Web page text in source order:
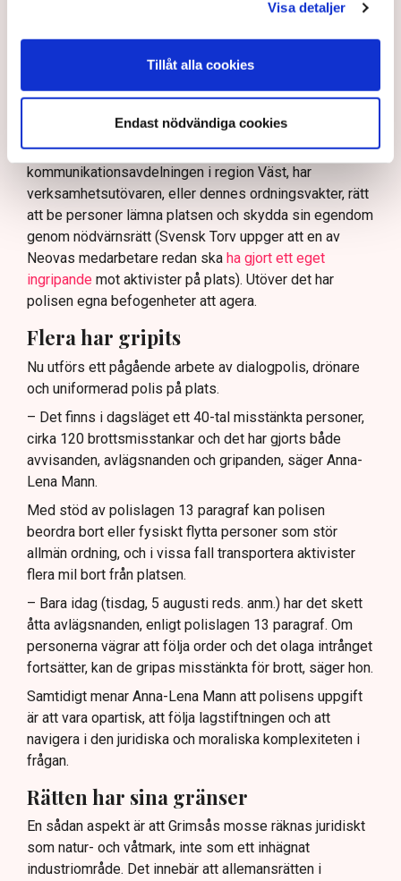
Visa detaljer
Tillåt alla cookies
Endast nödvändiga cookies
På sociala medier ifrågasätts det om allemansrätten
ha en tydligare skyldighet att skydda privat egendom
och näringsverksamhet mot den typen av störningar.
Nu svarar polisen på kritiken.
Enligt Anna-Lena Mann, polisinspektör vid
kommunikationsavdelningen i region Väst, har
verksamhetsutövaren, eller dennes ordningsvakter, rätt
att be personer lämna platsen och skydda sin egendom
genom nödvärnsrätt (Svensk Torv uppger att en av
Neovas medarbetare redan ska ha gjort ett eget
ingripande mot aktivister på plats). Utöver det har
polisen egna befogenheter att agera.
Flera har gripits
Nu utförs ett pågående arbete av dialogpolis, drönare
och uniformerad polis på plats.
– Det finns i dagsläget ett 40-tal misstänkta personer,
cirka 120 brottsmisstankar och det har gjorts både
avvisanden, avlägsnanden och gripanden, säger Anna-
Lena Mann.
Med stöd av polislagen 13 paragraf kan polisen
beordra bort eller fysiskt flytta personer som stör
allmän ordning, och i vissa fall transportera aktivister
flera mil bort från platsen.
– Bara idag (tisdag, 5 augusti reds. anm.) har det skett
åtta avlägsnanden, enligt polislagen 13 paragraf. Om
personerna vägrar att följa order och det olaga intrånget
fortsätter, kan de gripas misstänkta för brott, säger hon.
Samtidigt menar Anna-Lena Mann att polisens uppgift
är att vara opartisk, att följa lagstiftningen och att
navigera i den juridiska och moraliska komplexiteten i
frågan.
Rätten har sina gränser
En sådan aspekt är att Grimsås mosse räknas juridiskt
som natur- och våtmark, inte som ett inhägnat
industriområde. Det innebär att allemansrätten i